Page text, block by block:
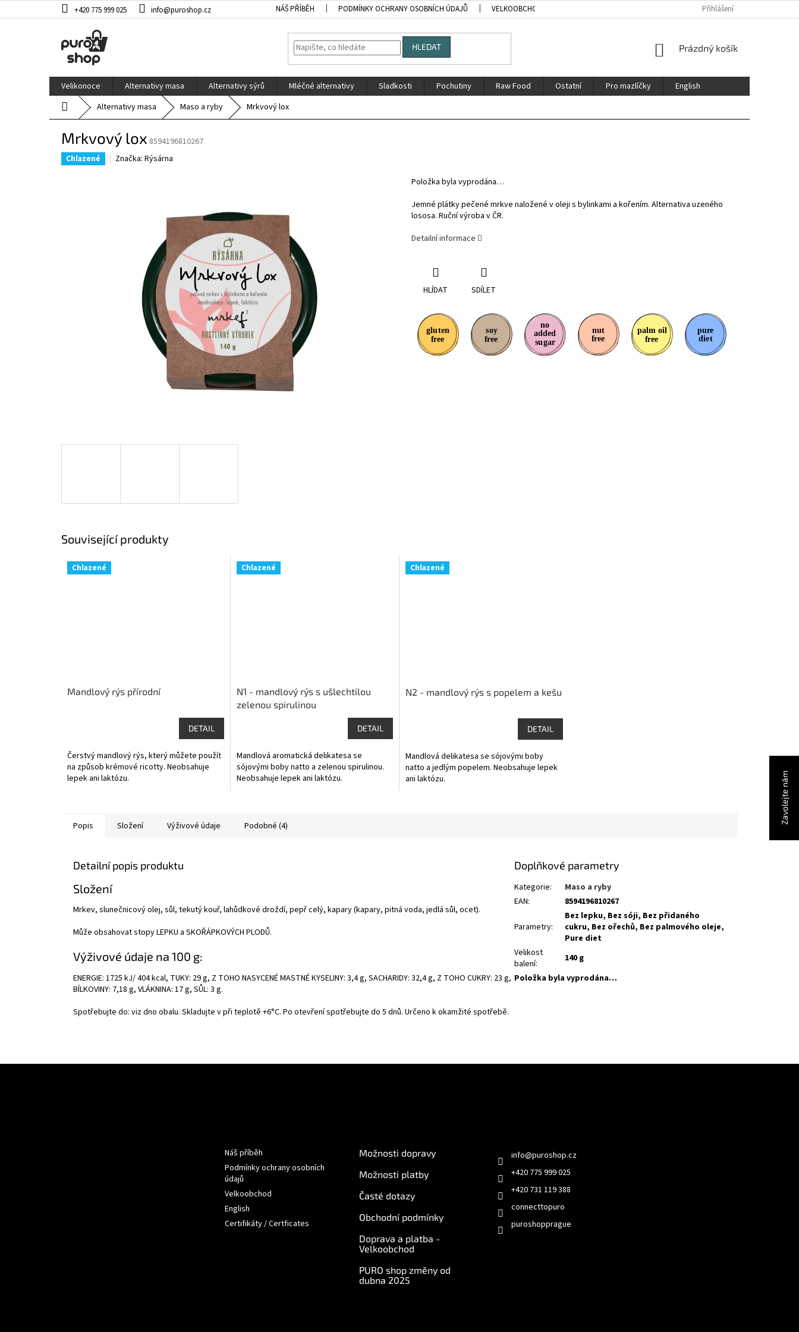
Zavolejte nám
na
+420 775 999 025 info@puroshop.cz NÁŠ PŘÍBĚH PODMÍNKY OCHRANY OSOBNÍCH ÚDAJŮ VELKOOBCHOD CERTIFIKÁTY / CERTFICATESPřihlášení
HLEDAT
NÁKUPNÍ
Prázdný košík
Velikonoce Alternativy masa Alternativy sýrů Mléčné alternativy Sladkosti Pochutiny Raw Food Ostatní Pro mazlíčky
English
Domů Alternativy masa Maso a ryby Mrkvový lox
Mrkvový lox 8594196810267
Chlazené Značka: Rýsárna
Položka byla vyprodána…
Jemné plátky pečené mrkve naložené v oleji s bylinkami a kořením. Alternativa uzeného
lososa. Ruční výroba v ČR.
Detailní informace
HLÍDAT SDÍLET
Související produkty
Chlazené
Mandlový rýs přírodní
DETAIL
Čerstvý mandlový rýs, který můžete použít
na způsob krémové ricotty. Neobsahuje
lepek ani laktózu.
Chlazené
N1 - mandlový rýs s ušlechtilou
zelenou spirulinou
DETAIL
Mandlová aromatická delikatesa se
sójovými boby natto a zelenou spirulinou.
Neobsahuje lepek ani laktózu.
Chlazené
N2 - mandlový rýs s popelem a kešu
DETAIL
Mandlová delikatesa se sójovými boby
natto a jedlým popelem. Neobsahuje lepek
ani laktózu.
Popis Složení Výživové údaje Podobné (4)
Detailní popis produktu
Složení
Mrkev, slunečnicový olej, sůl, tekutý kouř, lahůdkové droždí, pepř celý, kapary (kapary, pitná voda, jedlá sůl, ocet).
Může obsahovat stopy LEPKU a SKOŘÁPKOVÝCH PLODŮ.
Výživové údaje na 100 g:
ENERGIE: 1725 kJ/ 404 kcal, TUKY: 29 g, Z TOHO NASYCENÉ MASTNÉ KYSELINY: 3,4 g, SACHARIDY: 32,4 g, Z TOHO CUKRY: 23 g,
BÍLKOVINY: 7,18 g, VLÁKNINA: 17 g, SŮL: 3 g.
Spotřebujte do: viz dno obalu. Skladujte v při teplotě +6°C. Po otevření spotřebujte do 5 dnů. Určeno k okamžité spotřebě.
Doplňkové parametry
Kategorie:
Maso a ryby
EAN: 8594196810267
Parametry:
Bez lepku, Bez sóji, Bez přidaného
cukru, Bez ořechů, Bez palmového oleje,
Pure diet
Velikost
balení:
140 g
Položka byla vyprodána…
Náš příběh
Podmínky ochrany osobních
údajů
Velkoobchod
English
Certifikáty / Certficates
Možnosti dopravy
Možnosti platby
Časté dotazy
Obchodní podmínky
Doprava a platba -
Velkoobchod
PURO shop změny od
dubna 2025
info@puroshop.cz
+420 775 999 025
+420 731 119 388
connecttopuro
puroshopprague